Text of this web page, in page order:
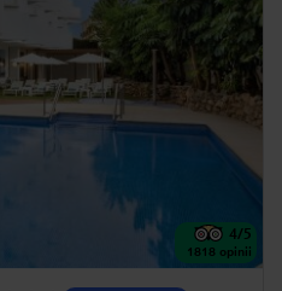
4/5
1818 opinii